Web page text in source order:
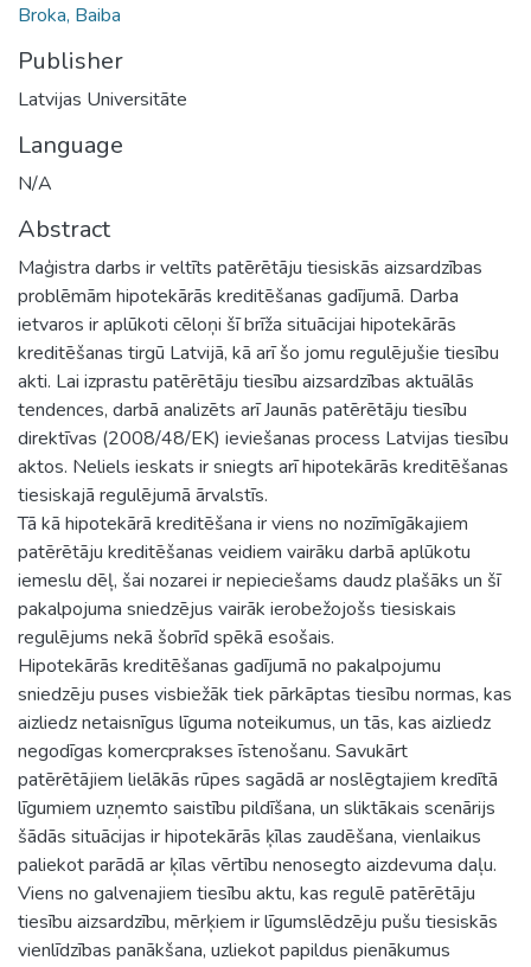
Broka, Baiba
Publisher
Latvijas Universitāte
Language
N/A
Abstract
Maģistra darbs ir veltīts patērētāju tiesiskās aizsardzības
problēmām hipotekārās kreditēšanas gadījumā. Darba
ietvaros ir aplūkoti cēloņi šī brīža situācijai hipotekārās
kreditēšanas tirgū Latvijā, kā arī šo jomu regulējušie tiesību
akti. Lai izprastu patērētāju tiesību aizsardzības aktuālās
tendences, darbā analizēts arī Jaunās patērētāju tiesību
direktīvas (2008/48/EK) ieviešanas process Latvijas tiesību
aktos. Neliels ieskats ir sniegts arī hipotekārās kreditēšanas
tiesiskajā regulējumā ārvalstīs.
Tā kā hipotekārā kreditēšana ir viens no nozīmīgākajiem
patērētāju kreditēšanas veidiem vairāku darbā aplūkotu
iemeslu dēļ, šai nozarei ir nepieciešams daudz plašāks un šī
pakalpojuma sniedzējus vairāk ierobežojošs tiesiskais
regulējums nekā šobrīd spēkā esošais.
Hipotekārās kreditēšanas gadījumā no pakalpojumu
sniedzēju puses visbiežāk tiek pārkāptas tiesību normas, kas
aizliedz netaisnīgus līguma noteikumus, un tās, kas aizliedz
negodīgas komercprakses īstenošanu. Savukārt
patērētājiem lielākās rūpes sagādā ar noslēgtajiem kredītā
līgumiem uzņemto saistību pildīšana, un sliktākais scenārijs
šādās situācijas ir hipotekārās ķīlas zaudēšana, vienlaikus
paliekot parādā ar ķīlas vērtību nenosegto aizdevuma daļu.
Viens no galvenajiem tiesību aktu, kas regulē patērētāju
tiesību aizsardzību, mērķiem ir līgumslēdzēju pušu tiesiskās
vienlīdzības panākšana, uzliekot papildus pienākumus